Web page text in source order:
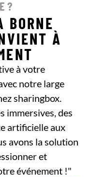
?
BORNE
À
à votre
notre large
sharingbox.
immersives, des
artificielle aux
avons la solution
et
événement !"